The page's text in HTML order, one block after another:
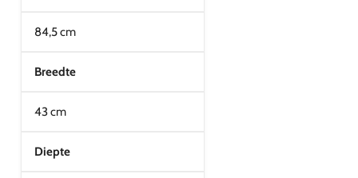
84,5 cm
Breedte
43 cm
Diepte